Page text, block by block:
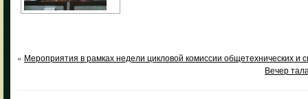
« Мероприятия в рамках недели цикловой комиссии общетехнических и
Вечер